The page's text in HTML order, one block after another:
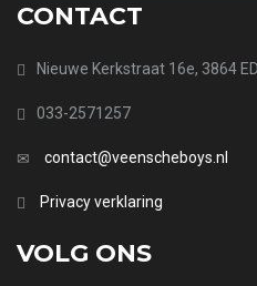
CONTACT
Nieuwe Kerkstraat 16e, 3864
033-2571257
contact@veenscheboys.nl
Privacy verklaring
VOLG ONS